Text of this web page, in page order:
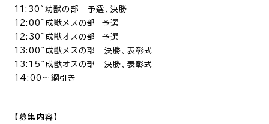
11:30~幼獣の部 予選、決勝
12:00~成獣メスの部 予選
12:30~成獣オスの部 予選
13:00~成獣メスの部 決勝、表彰式
13:15~成獣オスの部 決勝、表彰式
14:00～綱引き
【募集内容】